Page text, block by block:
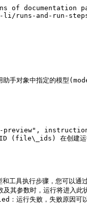
documentation
li/runs-and-run-
中指定的模型
在创建运行期间不
具执行步骤，您可以通
其参数时，运行将进入
运行失败，失败原因